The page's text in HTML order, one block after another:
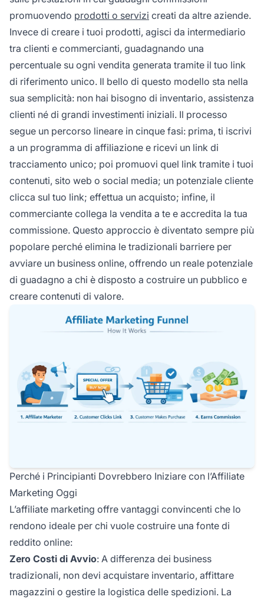
promuovendo prodotti o servizi creati da altre aziende.
Invece di creare i tuoi prodotti, agisci da intermediario
tra clienti e commercianti, guadagnando una
percentuale su ogni vendita generata tramite il tuo link
di riferimento unico. Il bello di questo modello sta nella
sua semplicità: non hai bisogno di inventario, assistenza
clienti né di grandi investimenti iniziali. Il processo
segue un percorso lineare in cinque fasi: prima, ti iscrivi
a un programma di affiliazione e ricevi un link di
tracciamento unico; poi promuovi quel link tramite i tuoi
contenuti, sito web o social media; un potenziale cliente
clicca sul tuo link; effettua un acquisto; infine, il
commerciante collega la vendita a te e accredita la tua
commissione. Questo approccio è diventato sempre più
popolare perché elimina le tradizionali barriere per
avviare un business online, offrendo un reale potenziale
di guadagno a chi è disposto a costruire un pubblico e
creare contenuti di valore.
Perché i Principianti Dovrebbero Iniziare con l’Affiliate
Marketing Oggi
L’affiliate marketing offre vantaggi convincenti che lo
rendono ideale per chi vuole costruire una fonte di
reddito online:
Zero Costi di Avvio: A differenza dei business
tradizionali, non devi acquistare inventario, affittare
magazzini o gestire la logistica delle spedizioni. La